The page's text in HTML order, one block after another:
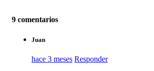
9 comentarios
Juan
hace 3 meses Responder